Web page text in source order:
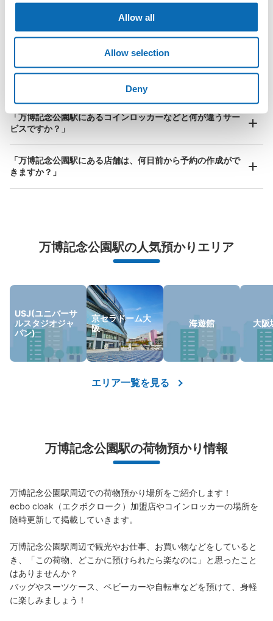
Allow all
Allow selection
Deny
手ぶらで1日快適に！
どんなサイズの荷物もOK
OK
「万博記念公園駅でベビーカーや大型スポーツ用品、楽器類
を預かってもらえる場所はありますか？」
「万博記念公園駅ではどこで荷物預かりを利用できます
「万博記念公園駅にあるコインロッカーなどと何が違うサー
ビスですか？」
「万博記念公園駅にある店舗は、何日前から予約の作成がで
きますか？」
万博記念公園駅の人気預かりエリア
USJ(ユニバーサ
ルスタジオジャ
パン)
京セラドーム大
阪
海遊館 大阪
エリア一覧を見る
万博記念公園駅の荷物預かり情報
万博記念公園駅周辺での荷物預かり場所をご紹介します！
ecbo cloak（エクボクローク）加盟店やコインロッカーの場所を
随時更新して掲載していきます。
万博記念公園駅周辺で観光やお仕事、お買い物などをしていると
き、「この荷物、どこかに預けられたら楽なのに」と思ったこと
はありませんか？
バッグやスーツケース、ベビーカーや自転車などを預けて、身軽
に楽しみましょう！